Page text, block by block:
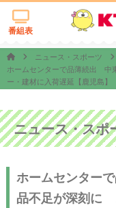
番組表
ニュース・スポーツ
ホームセンターで品薄続出 中
ー・建材に入荷遅延【鹿児島】
ニュース・スポ
ホームセンター
品不足が深刻に